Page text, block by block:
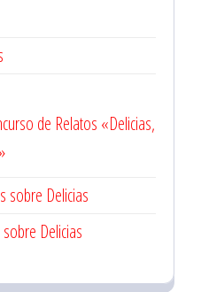
de Relatos «Delicias,
sobre Delicias
Delicias